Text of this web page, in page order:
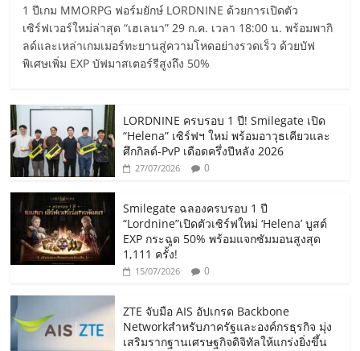
1 ปีเกม MMORPG ฟอร์มยักษ์ LORDNINE ด้วยการเปิดตัว
เซิร์ฟเวอร์ใหม่ล่าสุด “เฮเลนา” 29 ก.ค. เวลา 18:00 น. พร้อมพากิ
ลด์และเหล่าเกมเมอร์ทะยานสู่ความโหดอย่างรวดเร็ว ด้วยบัฟ
พิเศษเพิ่ม EXP บัฟมาสเตอร์รีสูงถึง 50%
LORDNINE ครบรอบ 1 ปี! Smilegate เปิด
“Helena” เซิร์ฟฯ ใหม่ พร้อมอาวุธเคียวและ
ศึกกิลด์-PvP เดือดครึ่งปีหลัง 2026
27/07/2026 0
Smilegate ฉลองครบรอบ 1 ปี
“Lordnine”เปิดตัวเซิร์ฟใหม่ ‘Helena’ บูสต์
EXP กระฉูด 50% พร้อมแจกซัมมอนสูงสุด
1,111 ครั้ง!
15/07/2026 0
ZTE จับมือ AIS อัปเกรด Backbone
Networkสำหรับภาครัฐและองค์กรธุรกิจ มุ่ง
เสริมรากฐานเศรษฐกิจดิจิทัลให้แกร่งยิ่งขึ้น